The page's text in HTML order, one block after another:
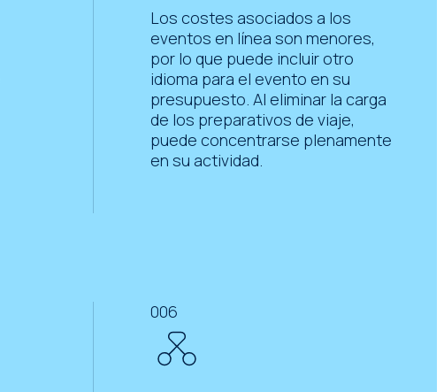
Los costes asociados a los
eventos en línea son menores,
por lo que puede incluir otro
idioma para el evento en su
presupuesto. Al eliminar la carga
de los preparativos de viaje,
puede concentrarse plenamente
en su actividad.
006